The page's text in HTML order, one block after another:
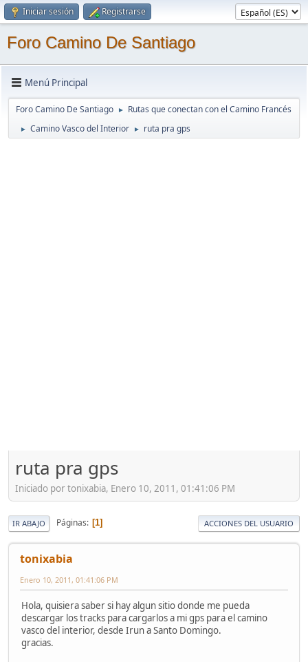
Iniciar sesión Registrarse
Foro Camino De Santiago
Menú Principal
Foro Camino De Santiago ► Rutas que conectan con el Camino Francés
► Camino Vasco del Interior ► ruta pra gps
ruta pra gps
Iniciado por tonixabia, Enero 10, 2011, 01:41:06 PM
IR ABAJO Páginas 1 ACCIONES DEL USUARIO
tonixabia
Enero 10, 2011, 01:41:06 PM
Hola, quisiera saber si hay algun sitio donde me pueda
descargar los tracks para cargarlos a mi gps para el camino
vasco del interior, desde Irun a Santo Domingo.
gracias.